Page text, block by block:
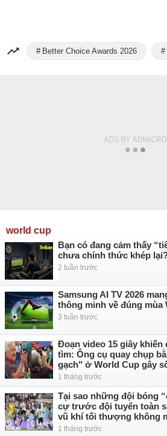
Better Choice Awards 2026
world cup
Bạn có đang cảm thấy
chưa chính thức khép
2 tuần trước
Samsung AI TV 2026
thông minh về đúng mùa
3 tuần trước
Đoạn video 15 giây khiến
tìm: Ông cụ quay chụp
gạch" ở World Cup gây
1 tháng trước
Tại sao những đội bóng
cự trước đội tuyển toàn
vũ khí tối thượng không
1 tháng trước